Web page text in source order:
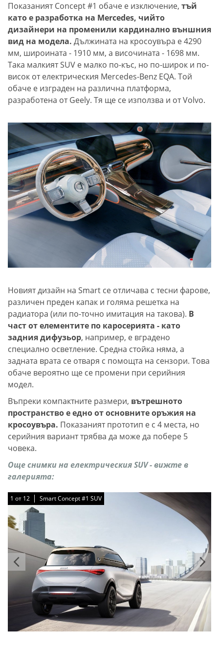
Показаният Concept #1 обаче е изключение, тъй
като е разработка на Mercedes, чийто
дизайнери на променили кардинално външния
вид на модела. Дължината на кросоувъра е 4290
мм, широината - 1910 мм, а височината - 1698 мм.
Така малкият SUV е малко по-къс, но по-широк и по-
висок от електрическия Mercedes-Benz EQA. Той
обаче е изграден на различна платформа,
разработена от Geely. Тя ще се използва и от Volvo.
Новият дизайн на Smart се отличава с тесни фарове,
различен преден капак и голяма решетка на
радиатора (или по-точно имитация на такова). В
част от елементите по каросерията - като
задния дифузьор, например, е вградено
специално осветление. Средна стойка няма, а
задната врата се отваря с помощта на сензори. Това
обаче вероятно ще се промени при серийния
модел.
Въпреки компактните размери, вътрешното
пространство е едно от основните оръжия на
кросоувъра. Показаният прототип е с 4 места, но
серийния вариант трябва да може да побере 5
човека.
Още снимки на електрическия SUV - вижте в
галерията:
1 от 12 Smart Concept #1 SUV
1 от 12 Smart Concept #1 SUV
1 от 12 Smart Concept #1 SUV
1 от 12 Smart Concept #1 SUV
1 от 12 Smart Concept #1 SUV
1 от 12 Smart Concept #1 SUV
1 от 12 Smart Concept #1 SUV
1 от 12 Smart Concept #1 SUV
1 от 12 Smart Concept #1 SUV
1 от 12 Smart Concept #1 SUV
1 от 12 Smart Concept #1 SUV
1 от 12 Smart Concept #1 SUV